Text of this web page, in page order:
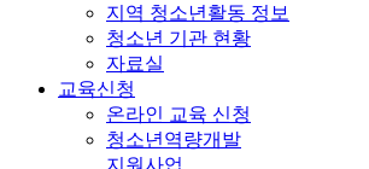
지역 청소년활동 정보
청소년 기관 현황
자료실
교육신청
온라인 교육 신청
청소년역량개발
지원사업